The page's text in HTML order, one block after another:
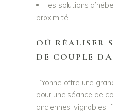
les solutions
proximité.
OÙ RÉALISER
DE COUPLE
L’Yonne offre une
pour une séance de
anciennes, vignobles,